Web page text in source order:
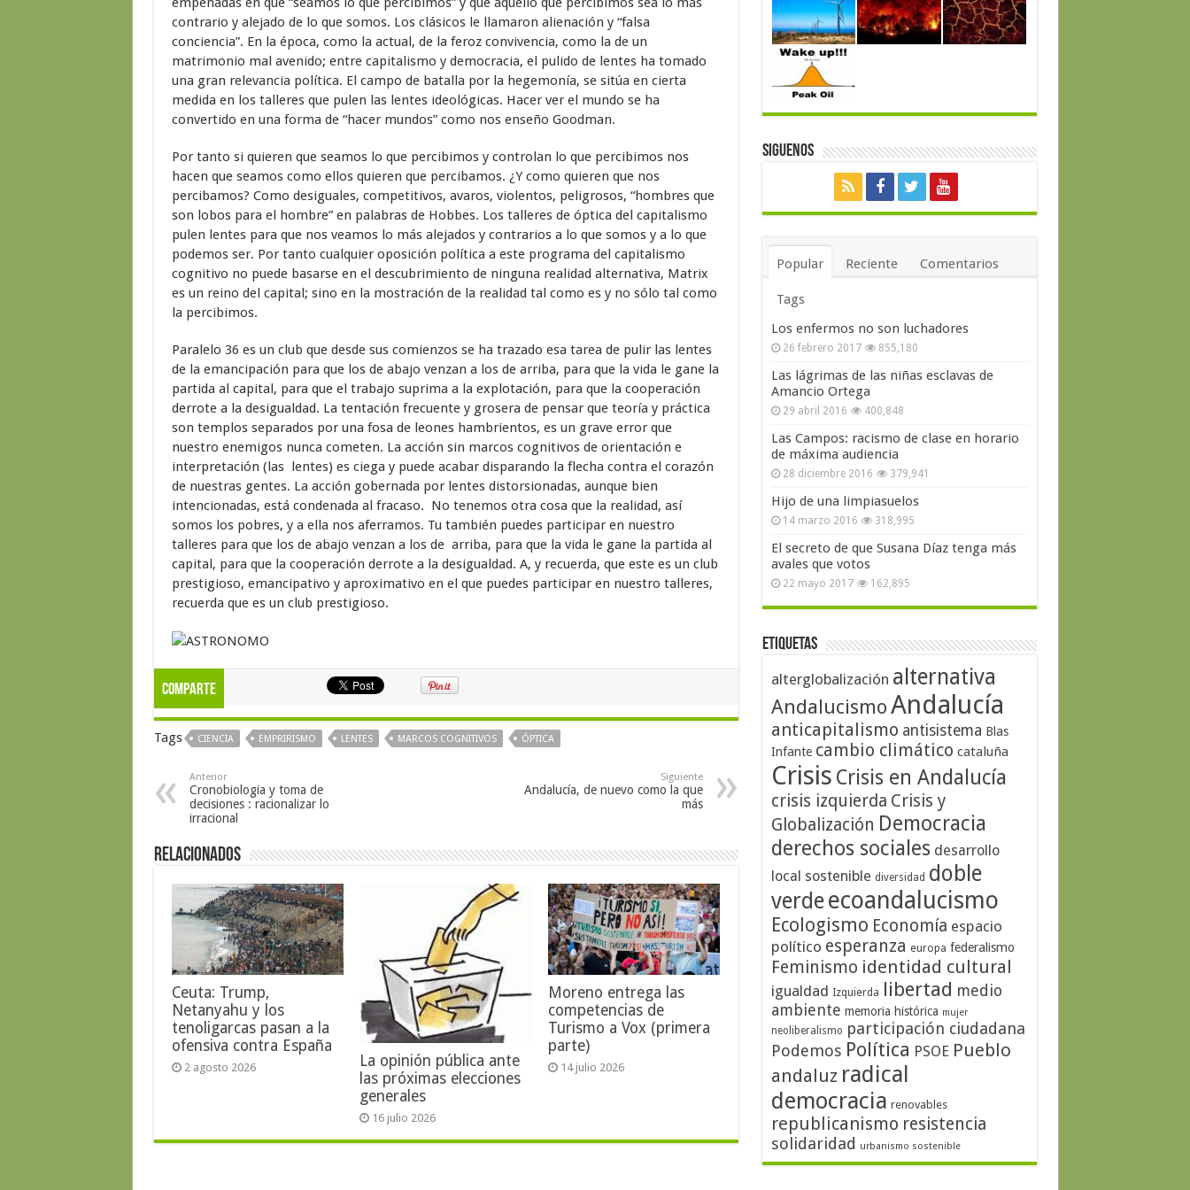
contrario y alejado de lo que somos. Los clásicos le llamaron alienación y “falsa
conciencia”. En la época, como la actual, de la feroz convivencia, como la de un
matrimonio mal avenido; entre capitalismo y democracia, el pulido de lentes ha tomado
una gran relevancia política. El campo de batalla por la hegemonía, se sitúa en cierta
medida en los talleres que pulen las lentes ideológicas. Hacer ver el mundo se ha
convertido en una forma de “hacer mundos” como nos enseño Goodman.
Por tanto si quieren que seamos lo que percibimos y controlan lo que percibimos nos
hacen que seamos como ellos quieren que percibamos. ¿Y como quieren que nos
percibamos? Como desiguales, competitivos, avaros, violentos, peligrosos, “hombres que
son lobos para el hombre” en palabras de Hobbes. Los talleres de óptica del capitalismo
pulen lentes para que nos veamos lo más alejados y contrarios a lo que somos y a lo que
podemos ser. Por tanto cualquier oposición política a este programa del capitalismo
cognitivo no puede basarse en el descubrimiento de ninguna realidad alternativa, Matrix
es un reino del capital; sino en la mostración de la realidad tal como es y no sólo tal como
la percibimos.
Paralelo 36 es un club que desde sus comienzos se ha trazado esa tarea de pulir las lentes
de la emancipación para que los de abajo venzan a los de arriba, para que la vida le gane la
partida al capital, para que el trabajo suprima a la explotación, para que la cooperación
derrote a la desigualdad. La tentación frecuente y grosera de pensar que teoría y práctica
son templos separados por una fosa de leones hambrientos, es un grave error que
nuestro enemigos nunca cometen. La acción sin marcos cognitivos de orientación e
interpretación (las lentes) es ciega y puede acabar disparando la flecha contra el corazón
de nuestras gentes. La acción gobernada por lentes distorsionadas, aunque bien
intencionadas, está condenada al fracaso. No tenemos otra cosa que la realidad, así
somos los pobres, y a ella nos aferramos. Tu también puedes participar en nuestro
talleres para que los de abajo venzan a los de arriba, para que la vida le gane la partida al
capital, para que la cooperación derrote a la desigualdad. A, y recuerda, que este es un club
prestigioso, emancipativo y aproximativo en el que puedes participar en nuestro talleres,
recuerda que es un club prestigioso.
Comparte
Tags CIENCIA EMPRIRISMO LENTES MARCOS COGNITIVOS ÓPTICA
Anterior
Cronobiologia y toma de
decisiones : racionalizar lo
irracional
Siguiente
Andalucía, de nuevo como la que
más
Relacionados
Ceuta: Trump,
Netanyahu y los
tenoligarcas pasan a la
ofensiva contra España
2 agosto 2026
La opinión pública ante
las próximas elecciones
generales
16 julio 2026
Moreno entrega las
competencias de
Turismo a Vox (primera
parte)
14 julio 2026
Siguenos
Popular Reciente Comentarios
Tags
Los enfermos no son luchadores
26 febrero 2017 855,180
Las lágrimas de las niñas esclavas de
Amancio Ortega
29 abril 2016 400,848
Las Campos: racismo de clase en horario
de máxima audiencia
28 diciembre 2016 379,941
Hijo de una limpiasuelos
14 marzo 2016 318,995
El secreto de que Susana Díaz tenga más
avales que votos
22 mayo 2017 162,895
Etiquetas
alterglobalización alternativa
AndalucismoAndalucía
anticapitalismo antisistema Blas
Infante cambio climático cataluña
Crisis Crisis en Andalucía
crisis izquierda Crisis y
Globalización Democracia
derechos sociales desarrollo
local sostenible diversidad doble
verdeecoandalucismo
Ecologismo Economía espacio
político esperanza europa federalismo
Feminismo identidad cultural
igualdad Izquierda libertad medio
ambiente memoria histórica mujer
neoliberalismo participación ciudadana
Podemos Política PSOE Pueblo
andaluz radical
democracia renovables
republicanismo resistencia
solidaridad urbanismo sostenible